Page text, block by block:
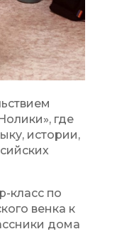
где
истории,
класс по
венка к
дома